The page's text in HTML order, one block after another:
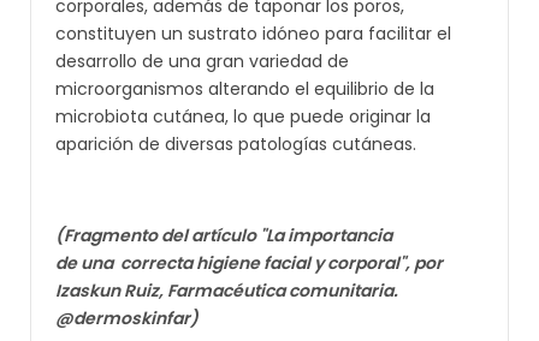
corporales, además de taponar los poros,
constituyen un sustrato idóneo para facilitar el
desarrollo de una gran variedad de
microorganismos alterando el equilibrio de la
microbiota cutánea, lo que puede originar la
aparición de diversas patologías cutáneas.
(Fragmento del artículo "La importancia
de una correcta higiene facial y corporal", por
Izaskun Ruiz, Farmacéutica comunitaria.
@dermoskinfar)